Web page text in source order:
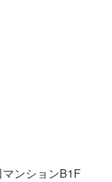
ンションB1F